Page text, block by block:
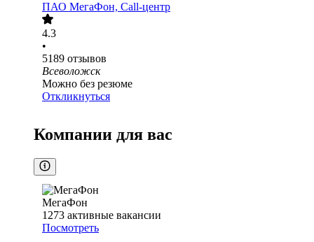
ПАО МегаФон, Call-центр
4.3
•
5189 отзывов
Всеволожск
Можно без резюме
Откликнуться
Компании для вас
МегаФон
1273 активные вакансии
Посмотреть